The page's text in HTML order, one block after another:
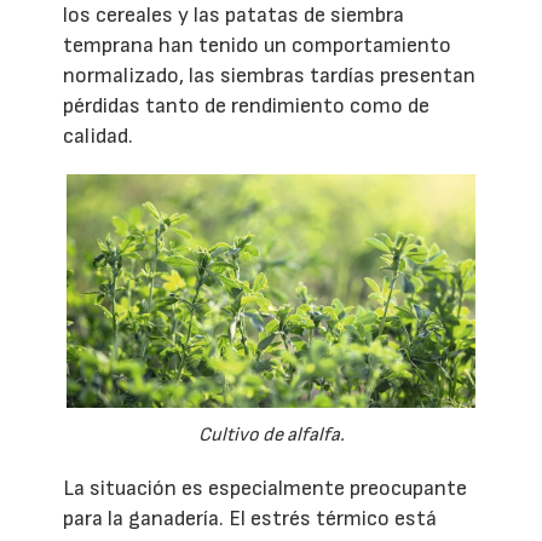
los cereales y las patatas de siembra
temprana han tenido un comportamiento
normalizado, las siembras tardías presentan
pérdidas tanto de rendimiento como de
calidad.
Cultivo de alfalfa.
La situación es especialmente preocupante
para la ganadería. El estrés térmico está